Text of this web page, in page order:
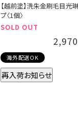
【越前塗】洗朱金刷毛目光
プ〈1個〉
SOLD OUT
2,970
海外配送OK
再入荷お知らせ